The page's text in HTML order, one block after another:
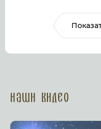
Наши Видео